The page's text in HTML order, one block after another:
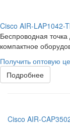
Cisco AIR-LAP1042-
Беспроводная
компактное
Получить оптовую
Подробнее
Cisco AIR-